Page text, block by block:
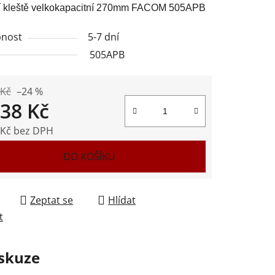
kleště velkokapacitní 270mm FACOM 505APB
5-7 dní
505APB
–24 %
Kč
bez DPH
DO KOŠÍKU
Zeptat se
Hlídat